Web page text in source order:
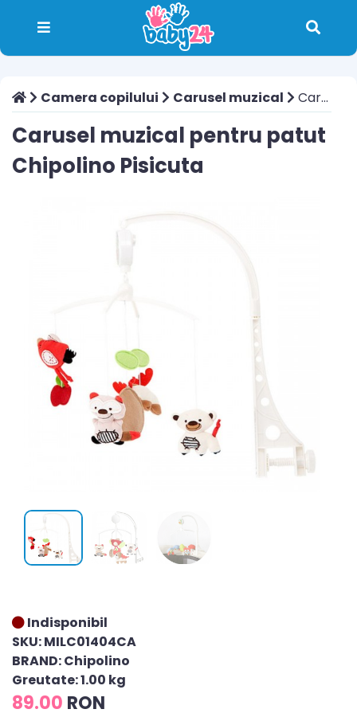
Camera copilului Carusel muzical Carusel muzical pentru patut Chipolino Pisicuta
Carusel muzical pentru patut
Chipolino Pisicuta
Indisponibil
SKU: MILC01404CA
BRAND: Chipolino
Greutate: 1.00 kg
89.00 RON